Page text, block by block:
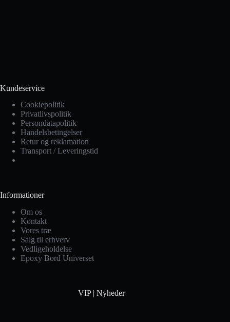
Kundeservice
Cookiepolitik
Privatlivspolitik
Persondatapolitik
Handelsbetingelser
Retur og reklamation
Transport / Leveringstid
Informationer
Om os
Kontakt
Vores træ
Salg til erhverv
Vedligeholdelse
Epoxy Bord Universet
VIP | Nyheder